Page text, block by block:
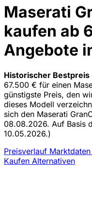
Maserati
kaufen ab
Angebote
Historischer Bestpreis
67.500 € für einen
günstigste Preis, den
dieses Modell
sich den Maserati
08.08.2026. Auf Basis
10.05.2026.)
Preisverlauf Marktdaten
Kaufen Alternativen